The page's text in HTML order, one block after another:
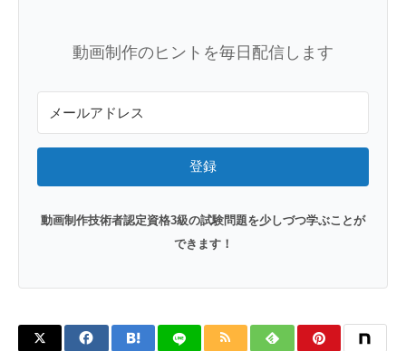
動画制作のヒントを毎日配信します
登録
動画制作技術者認定資格3級の試験問題を少しづつ学ぶことが
できます！